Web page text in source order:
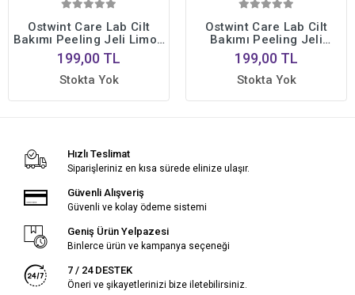
Ostwint Care Lab Cilt
Bakımı Peeling Jeli Limon
125ml Aydınlatıcı,
Canlandırıcı,
Pürüzsüzleştirici
199,00 TL
Stokta Yok
Ostwint Care Lab Cilt
Bakımı Peeling Jeli
Naturel 125ml Aydınlatıcı,
Canlandırıcı,
Pürüzsüzleştirici
199,00 TL
Stokta Yok
Hızlı Teslimat
Siparişleriniz en kısa sürede elinize ulaşır.
Güvenli Alışveriş
Güvenli ve kolay ödeme sistemi
Geniş Ürün Yelpazesi
Binlerce ürün ve kampanya seçeneği
7 / 24 DESTEK
Öneri ve şikayetlerinizi bize iletebilirsiniz.